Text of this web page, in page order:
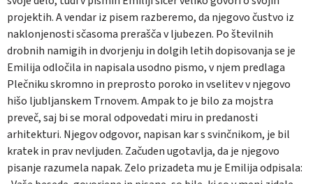
projektih. A vendar iz pisem razberemo, da njegovo čustvo iz
naklonjenosti sčasoma prerašča v ljubezen. Po številnih
drobnih namigih in dvorjenju in dolgih letih dopisovanja se je
Emilija odločila in napisala usodno pismo, v njem predlaga
Plečniku skromno in preprosto poroko in vselitev v njegovo
hišo ljubljanskem Trnovem. Ampak to je bilo za mojstra
preveč, saj bi se moral odpovedati miru in predanosti
arhitekturi. Njegov odgovor, napisan kar s svinčnikom, je bil
kratek in prav nevljuden. Začuden ugotavlja, da je njegovo
pisanje razumela napak. Zelo prizadeta mu je Emilija odpisala: